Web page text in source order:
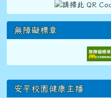
無障礙標章
右邊區域內容
安平校園健康主播